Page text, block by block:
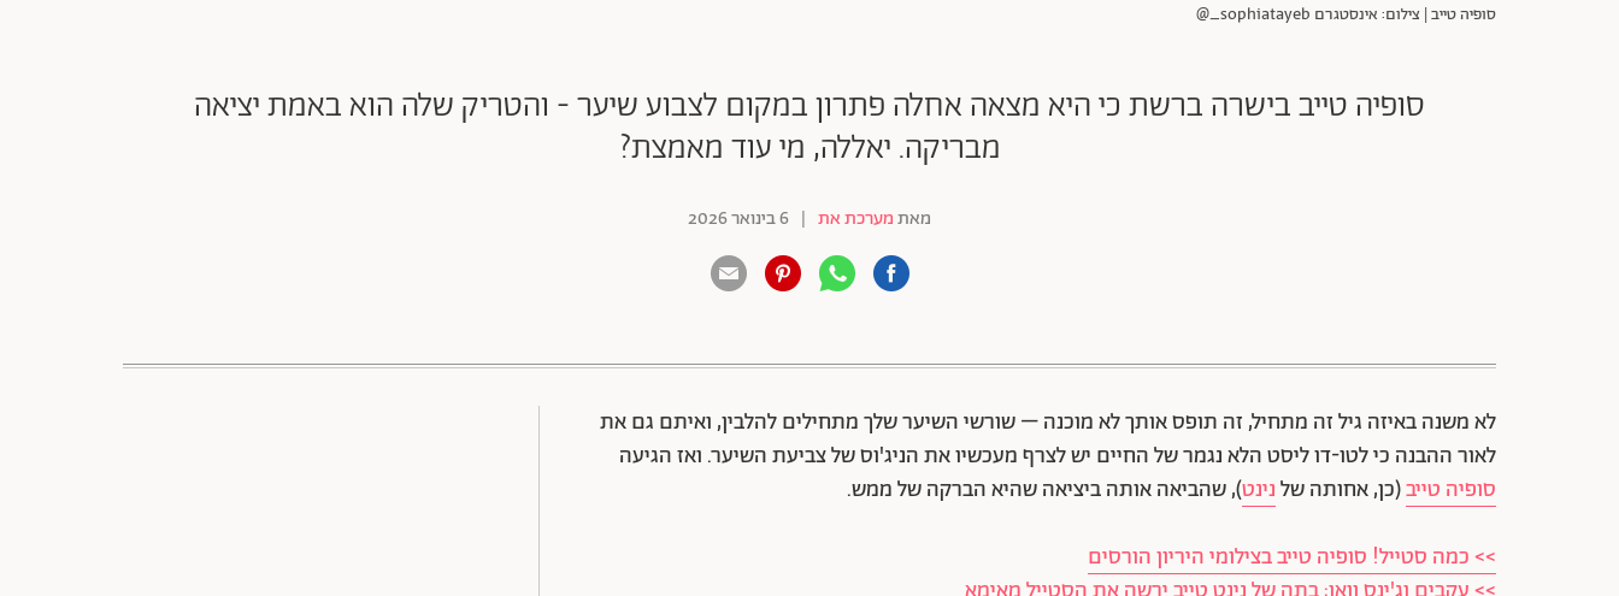
סופיה טייב | צילום: אינסטגרם sophiatayeb_@
סופיה טייב בישרה ברשת כי היא מצאה אחלה פתרון במקום לצבוע שיער - והטריק שלה הוא באמת יציאה
מבריקה. יאללה, מי עוד מאמצת?
מאתמערכת את | 6 בינואר 2026
לא משנה באיזה גיל זה מתחיל, זה תופס אותך לא מוכנה – שורשי השיער שלך מתחילים להלבין, ואיתם גם את
לאור ההבנה כי לטו-דו ליסט הלא נגמר של החיים יש לצרף מעכשיו את הניג'וס של צביעת השיער. ואז הגיעה
סופיה טייב(כן, אחותה שלנינט), שהביאה אותה ביציאה שהיא הברקה של ממש.
>> כמה סטייל! סופיה טייב בצילומי היריון הורסים